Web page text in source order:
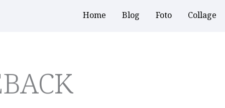
Home Blog Foto Collage